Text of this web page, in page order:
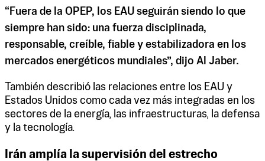
“Fuera de la OPEP, los EAU seguirán siendo lo que
siempre han sido: una fuerza disciplinada,
responsable, creíble, fiable y estabilizadora en los
mercados energéticos mundiales”, dijo Al Jaber.
También describió las relaciones entre los EAU y
Estados Unidos como cada vez más integradas en los
sectores de la energía, las infraestructuras, la defensa
y la tecnología.
Irán amplía la supervisión del estrecho